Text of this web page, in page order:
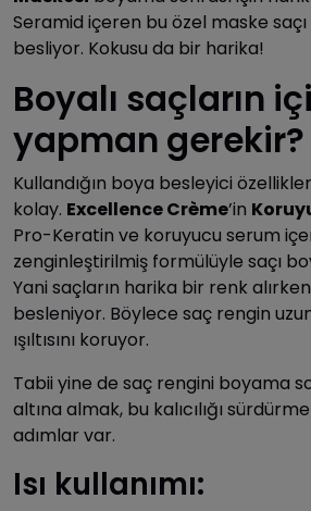
Seramid içeren bu özel maske
besliyor. Kokusu da bir harika!
Boyalı saçların
yapman gerekir?
Kullandığın boya besleyici
kolay. ExcellenceCrème’in
Pro-Keratin ve koruyucu serum
zenginleştirilmiş formülüyle saçı
Yani saçların harika bir renk
besleniyor. Böylece saç rengin
ışıltısını koruyor.
Tabii yine de saç rengini boyama
altına almak, bu kalıcılığı
adımlar var.
Isı kullanımı: